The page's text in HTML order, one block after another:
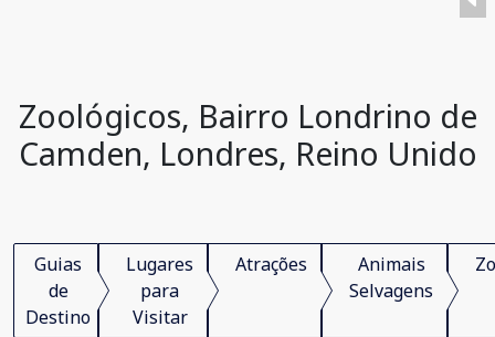
Zoológicos, Bairro Londrino de
Camden, Londres, Reino Unido
Guias
de
Destino
Lugares
para
Visitar
Atrações
Animais
Selvagens